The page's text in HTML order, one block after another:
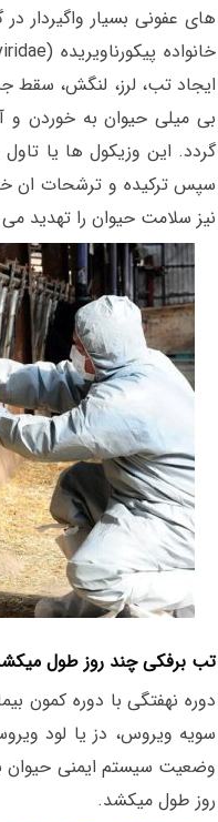
ایجاد تب، لرز، لنگش، سقط
بی میلی حیوان به خوردن
گردد. این وزیکول ها یا
سپس ترکیده و ترشحات ان
نیز سلامت حیوان را تهدید
تب برفکی چند روز طول
سویه ویروس، دز یا لود
روز طول میکشد.